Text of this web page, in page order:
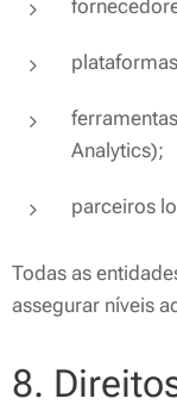
Analytics);
parceiros
Todas as
assegurar níveis
8.